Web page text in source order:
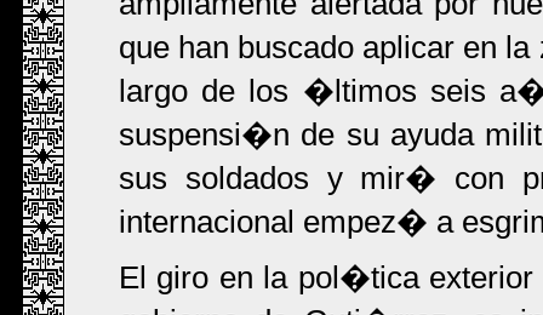
que han buscado aplicar en
largo de los �ltimos seis
suspensi�n de su ayuda
sus soldados y mir� con
internacional empez� a
El giro en la pol�tica exterior